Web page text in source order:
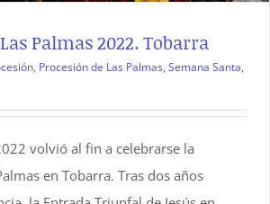
Palmas 2022. Tobarra
, Procesión de Las Palmas, Semana Santa,
volvió al fin a celebrarse la
en Tobarra. Tras dos años